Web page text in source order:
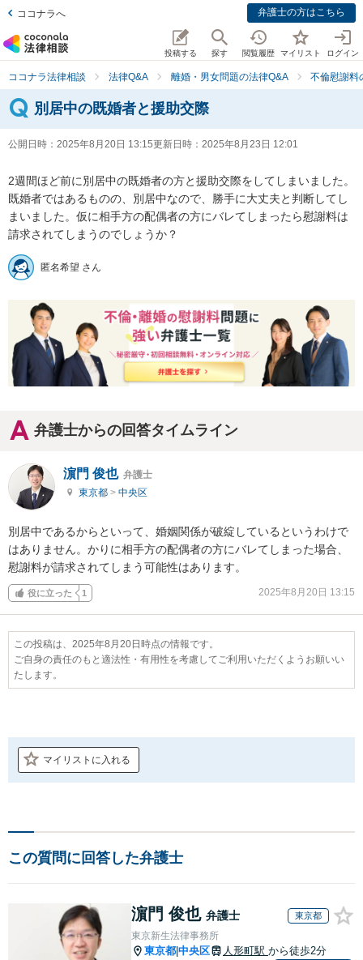
ココナラへ 弁護士の方はこちら
投稿する 探す 閲覧履歴 マイリスト ログイン
ココナラ法律相談 法律Q&A 離婚・男女問題の法律Q&A 不倫慰謝料
別居中の既婚者と援助交際
公開日時： 2025年8月20日 13:15更新日時： 2025年8月23日 12:01
2週間ほど前に別居中の既婚者の方と援助交際をしてしまいました。
既婚者ではあるものの、別居中なので、勝手に大丈夫と判断してし
まいました。仮に相手方の配偶者の方にバレてしまったら慰謝料は
請求されてしまうのでしょうか？
匿名希望 さん
弁護士からの回答タイムライン
濵門 俊也 弁護士
東京都 > 中央区
別居中であるからといって、婚姻関係が破綻しているというわけで
はありません。かりに相手方の配偶者の方にバレてしまった場合、
慰謝料が請求されてしまう可能性はあります。
役に立った 1 2025年8月20日 13:15
この投稿は、2025年8月20日時点の情報です。
ご自身の責任のもと適法性・有用性を考慮してご利用いただくようお願いい
たします。
マイリストに入れる
この質問に回答した弁護士
濵門 俊也 弁護士 東京都
東京新生法律事務所
東京都 中央区 人形町駅 から徒歩2分